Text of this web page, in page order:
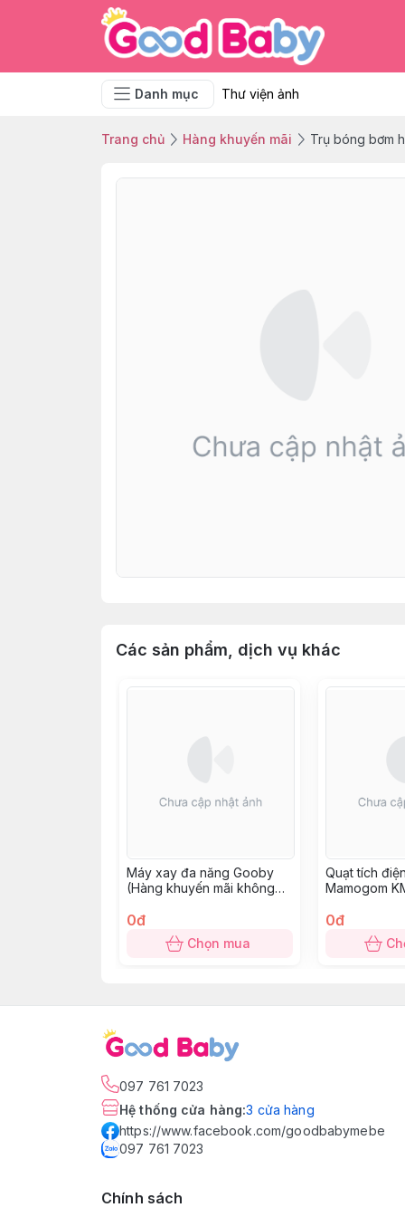
Danh mục Thư viện ảnh
Trang chủ Hàng khuyến mãi Trụ bóng bơm
Các sản phẩm, dịch vụ khác
Máy xay đa năng Gooby
(Hàng khuyến mãi không
0đ
Chọn mua
Quạt tích
Mamogom
0đ
097 761 7023
Hệ thống cửa hàng:3 cửa hàng
https://www.facebook.com/goodbabymebe
097 761 7023
Chính sách